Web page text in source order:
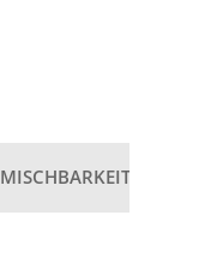
MISCHBARKEIT